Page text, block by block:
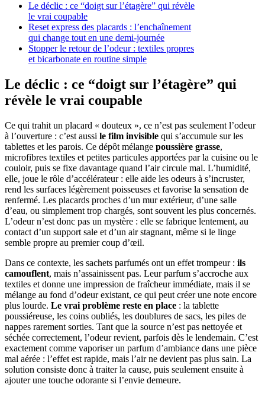
Le déclic : ce “doigt sur l’étagère” qui révèle
le vrai coupable
Reset express des placards : l’enchaînement
qui change tout en une demi-journée
Stopper le retour de l’odeur : textiles propres
et bicarbonate en routine simple
Le déclic : ce “doigt sur l’étagère” qui
révèle le vrai coupable
Ce qui trahit un placard « douteux », ce n’est pas seulement l’odeur
à l’ouverture : c’est aussi le film invisible qui s’accumule sur les
tablettes et les parois. Ce dépôt mélange poussière grasse,
microfibres textiles et petites particules apportées par la cuisine ou le
couloir, puis se fixe davantage quand l’air circule mal. L’humidité,
elle, joue le rôle d’accélérateur : elle aide les odeurs à s’incruster,
rend les surfaces légèrement poisseuses et favorise la sensation de
renfermé. Les placards proches d’un mur extérieur, d’une salle
d’eau, ou simplement trop chargés, sont souvent les plus concernés.
L’odeur n’est donc pas un mystère : elle se fabrique lentement, au
contact d’un support sale et d’un air stagnant, même si le linge
semble propre au premier coup d’œil.
Dans ce contexte, les sachets parfumés ont un effet trompeur : ils
camouflent, mais n’assainissent pas. Leur parfum s’accroche aux
textiles et donne une impression de fraîcheur immédiate, mais il se
mélange au fond d’odeur existant, ce qui peut créer une note encore
plus lourde. Le vrai problème reste en place : la tablette
poussiéreuse, les coins oubliés, les doublures de sacs, les piles de
nappes rarement sorties. Tant que la source n’est pas nettoyée et
séchée correctement, l’odeur revient, parfois dès le lendemain. C’est
exactement comme vaporiser un parfum d’ambiance dans une pièce
mal aérée : l’effet est rapide, mais l’air ne devient pas plus sain. La
solution consiste donc à traiter la cause, puis seulement ensuite à
ajouter une touche odorante si l’envie demeure.